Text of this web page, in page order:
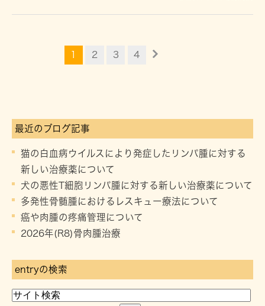
1 2 3 4
最近のブログ記事
猫の白血病ウイルスにより発症したリンパ腫に対する
新しい治療薬について
犬の悪性T細胞リンパ腫に対する新しい治療薬について
多発性骨髄腫におけるレスキュー療法について
癌や肉腫の疼痛管理について
2026年(R8)骨肉腫治療
entryの検索